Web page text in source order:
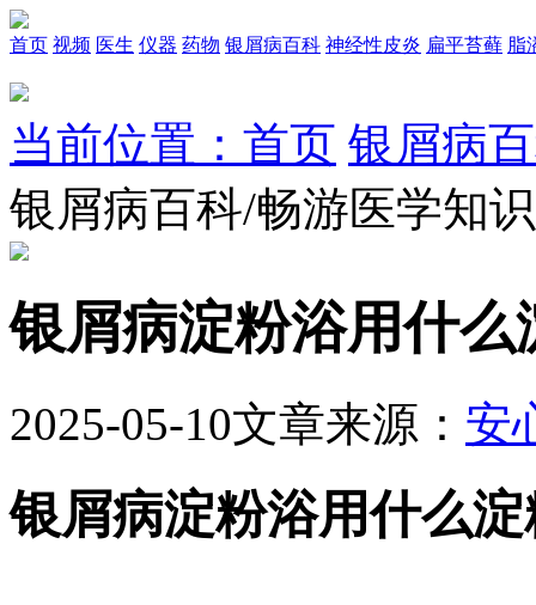
首页 视频 医生 仪器 药物 银屑病百科 神经性皮炎 扁平苔藓 脂
当前位置：首页 银屑病
银屑病百科/畅游医学知
银屑病淀粉浴用什么
2025-05-10文章来源： 安
银屑病淀粉浴用什么